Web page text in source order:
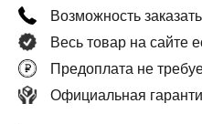
Возможность
Весь товар на сайте
Предоплата не
Официальная